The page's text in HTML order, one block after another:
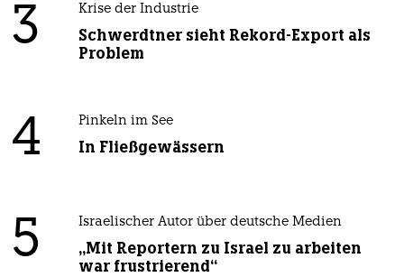
3 Krise der Industrie
Schwerdtner sieht Rekord-Export als
Problem
4 Pinkeln im See
In Fließgewässern
5 Israelischer Autor über deutsche Medien
„Mit Reportern zu Israel zu arbeiten
war frustrierend“